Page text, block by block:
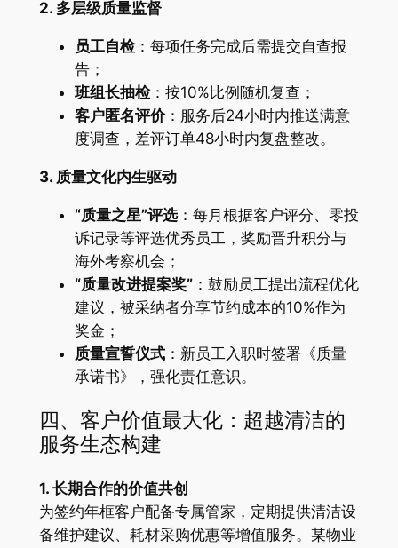
2. 多层级质量监督
员工自检：每项任务完成后需提交自查报
告；
班组长抽检：按10%比例随机复查；
客户匿名评价：服务后24小时内推送满意
度调查，差评订单48小时内复盘整改。
3. 质量文化内生驱动
“质量之星”评选：每月根据客户评分、零投
诉记录等评选优秀员工，奖励晋升积分与
海外考察机会；
“质量改进提案奖”：鼓励员工提出流程优化
建议，被采纳者分享节约成本的10%作为
奖金；
质量宣誓仪式：新员工入职时签署《质量
承诺书》，强化责任意识。
四、客户价值最大化：超越清洁的
服务生态构建
1. 长期合作的价值共创
为签约年框客户配备专属管家，定期提供清洁设
备维护建议、耗材采购优惠等增值服务。某物业